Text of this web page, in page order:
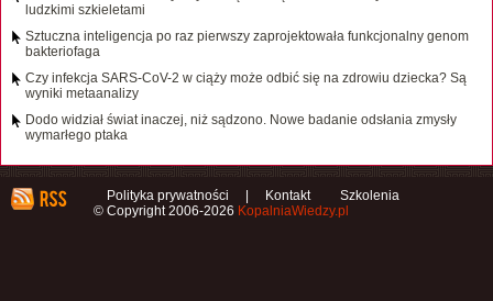
ludzkimi szkieletami
Sztuczna inteligencja po raz pierwszy zaprojektowała funkcjonalny genom
bakteriofaga
Czy infekcja SARS-CoV-2 w ciąży może odbić się na zdrowiu dziecka? Są
wyniki metaanalizy
Dodo widział świat inaczej, niż sądzono. Nowe badanie odsłania zmysły
wymarłego ptaka
Polityka prywatności Kontakt
Szkolenia
© Copyright 2006-2026 KopalniaWiedzy.pl